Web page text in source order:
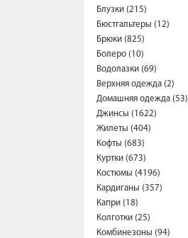
Блузки (215)
Бюстгальтеры (12)
Брюки (825)
Болеро (10)
Водолазки (69)
Верхняя одежда (2)
Домашняя одежда (53)
Джинсы (1622)
Жилеты (404)
Кофты (683)
Куртки (673)
Костюмы (4196)
Кардиганы (357)
Капри (18)
Колготки (25)
Комбинезоны (94)